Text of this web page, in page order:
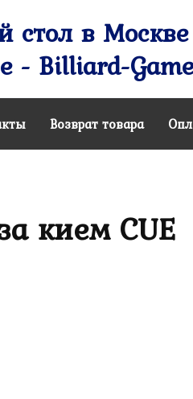
в
- Billiard-
Возврат товара
кием CUE